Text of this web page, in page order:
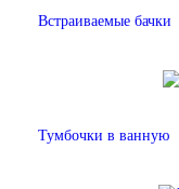
Встраиваемые бачки
Тумбочки в ванную